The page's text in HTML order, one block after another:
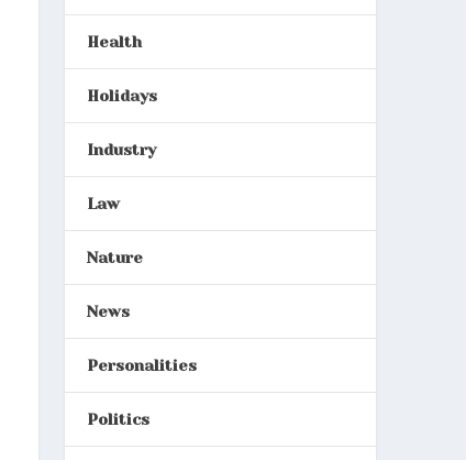
Health
Holidays
Industry
Law
Nature
News
Personalities
Politics